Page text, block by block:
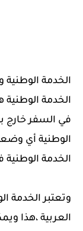
الخدمة
الخدمة
في السفر خارج
الوطنية أي
الخدمة الوطنية
وتعتبر الخدمة
العربية ،هذا